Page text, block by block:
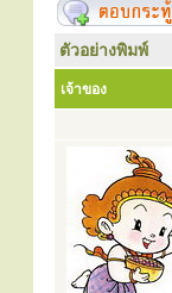
ตัวอย่างพิมพ์
เจ้าของ